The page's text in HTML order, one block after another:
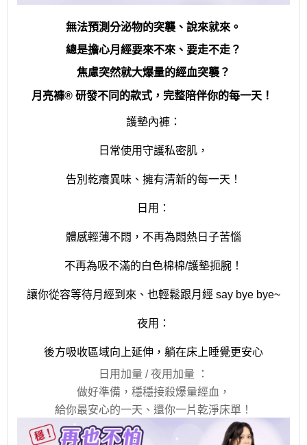
無法預測分泌物的突襲、說來就來。
總是擔心月經要來不來、要走不走？
焦慮突然就大爆量的經血突襲？
月亮褲® 研發不同的款式，完整陪伴你的每一天！
護墊內褲：
日常使用守護私密肌，
告別乾癢異味、擁有清新的每一天！
日用：
體感輕薄不悶，不再為悶熱日子苦惱
不再為吸不滿的白色棉棉/護墊扼腕！
讓你從容等待月經到來、也輕鬆跟月經 say bye bye~
夜用：
後方吸收區域向上延伸，躺在床上睡覺更安心
日用加量 / 夜用加量 ：
做好準備，穩穩接殺爆量經血，
給你最安心的一天、還你一片乾淨床單！